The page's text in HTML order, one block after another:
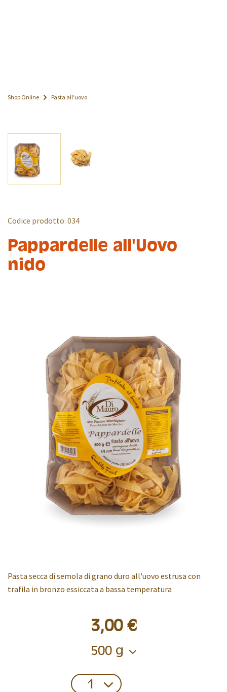
Shop Online Pasta all'uovo
Codice prodotto: 034
Pappardelle all'Uovo
nido
Pasta secca di semola di grano duro all'uovo estrusa con
trafila in bronzo essiccata a bassa temperatura
3,00 €
Confezione